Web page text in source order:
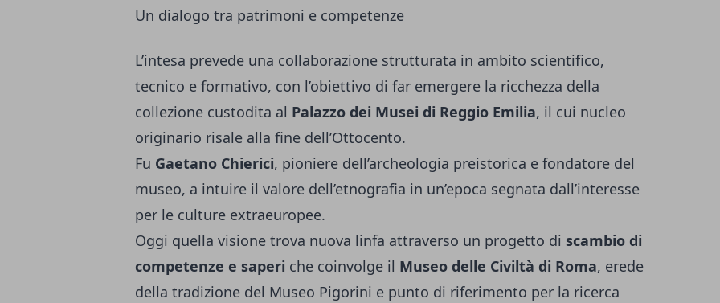
Un dialogo tra patrimoni e competenze
L’intesa prevede una collaborazione strutturata in ambito scientifico,
tecnico e formativo, con l’obiettivo di far emergere la ricchezza della
collezione custodita al Palazzo dei Musei di Reggio Emilia, il cui nucleo
originario risale alla fine dell’Ottocento.
Fu Gaetano Chierici, pioniere dell’archeologia preistorica e fondatore del
museo, a intuire il valore dell’etnografia in un’epoca segnata dall’interesse
per le culture extraeuropee.
Oggi quella visione trova nuova linfa attraverso un progetto di scambio di
competenze e saperi che coinvolge il Museo delle Civiltà di Roma, erede
della tradizione del Museo Pigorini e punto di riferimento per la ricerca